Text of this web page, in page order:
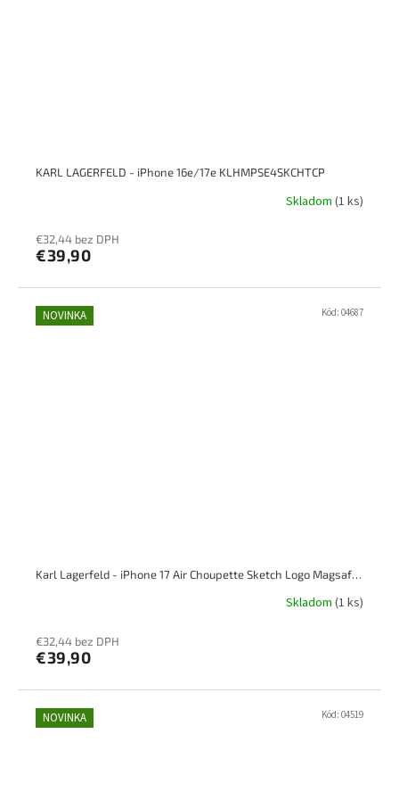
KARL LAGERFELD - iPhone 16e/17e KLHMPSE4SKCHTCP
Skladom (1 ks)
€32,44 bez DPH
€39,90
NOVINKA
Karl Lagerfeld - iPhone 17 Air Choupette Sketch Logo Magsafe, priesvitný
Skladom (1 ks)
€32,44 bez DPH
€39,90
Kód: 04687
NOVINKA Kód: 04519